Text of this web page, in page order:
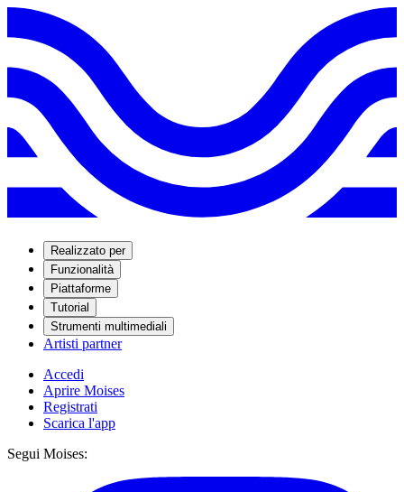
Realizzato per
Funzionalità
Piattaforme
Tutorial
Strumenti multimediali
Artisti partner
Accedi
Aprire Moises
Registrati
Scarica l'app
Segui Moises: